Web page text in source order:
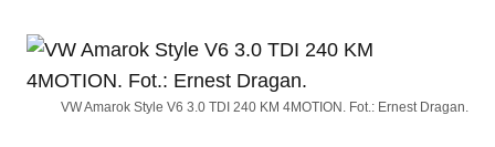
VW Amarok Style V6 3.0 TDI 240 KM 4MOTION. Fot.: Ernest Dragan.